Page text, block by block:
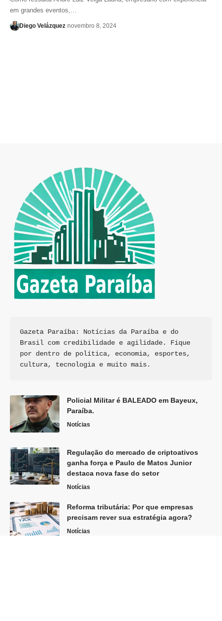
em grandes eventos,…
Diego Velázquez novembro 8, 2024
Gazeta Paraíba: Notícias da Paraíba e do
Brasil com credibilidade e agilidade. Fique
por dentro de política, economia, esportes,
cultura, tecnologia e muito mais.
Policial Militar é BALEADO em Bayeux,
Paraíba.
Notícias
Regulação do mercado de criptoativos
ganha força e Paulo de Matos Junior
destaca nova fase do setor
Notícias
Reforma tributária: Por que empresas
precisam rever sua estratégia agora?
Notícias